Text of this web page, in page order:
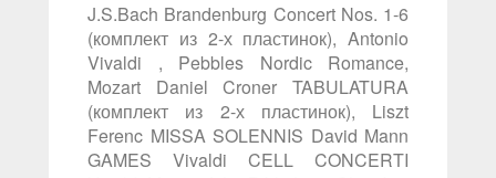
J.S.Bach Brandenburg Concert Nos. 1-6
(комплект из 2-х пластинок), Antonio
Vivaldi , Pebbles Nordic Romance,
Mozart Daniel Croner TABULATURA
(комплект из 2-х пластинок), Liszt
Ferenc MISSA SOLENNIS David Mann
GAMES Vivaldi CELL CONCERTI